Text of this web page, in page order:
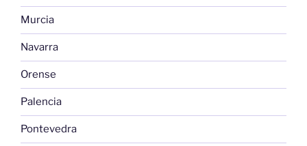
Murcia
Navarra
Orense
Palencia
Pontevedra